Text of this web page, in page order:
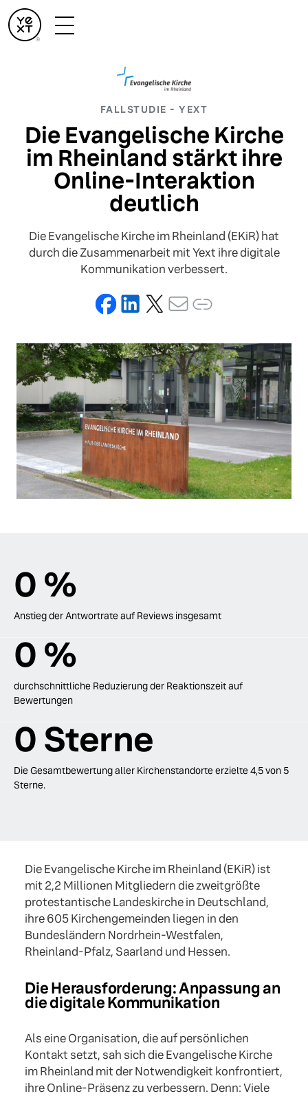
FALLSTUDIE - YEXT
Die Evangelische Kirche
im Rheinland stärkt ihre
Online-Interaktion
deutlich
Die Evangelische Kirche im Rheinland (EKiR) hat
durch die Zusammenarbeit mit Yext ihre digitale
Kommunikation verbessert.
0 %
Anstieg der Antwortrate auf Reviews insgesamt
0 %
durchschnittliche Reduzierung der Reaktionszeit auf
Bewertungen
0 Sterne
Die Gesamtbewertung aller Kirchenstandorte erzielte 4,5 von 5
Sterne.
Die Evangelische Kirche im Rheinland (EKiR) ist
mit 2,2 Millionen Mitgliedern die zweitgrößte
protestantische Landeskirche in Deutschland,
ihre 605 Kirchengemeinden liegen in den
Bundesländern Nordrhein-Westfalen,
Rheinland-Pfalz, Saarland und Hessen.
Die Herausforderung: Anpassung an
die digitale Kommunikation
Als eine Organisation, die auf persönlichen
Kontakt setzt, sah sich die Evangelische Kirche
im Rheinland mit der Notwendigkeit konfrontiert,
ihre Online-Präsenz zu verbessern. Denn: Viele